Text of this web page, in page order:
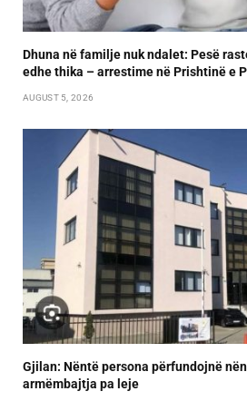
Dhuna në familje nuk ndalet: Pesë
edhe thika – arrestime në Prishtinë e
AUGUST 5, 2026
Gjilan: Nëntë persona përfundojnë
armëmbajtja pa leje